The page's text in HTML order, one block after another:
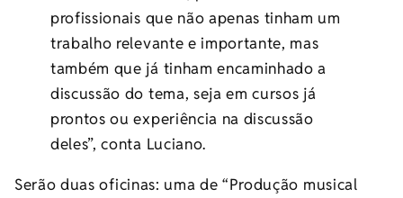
profissionais que não apenas tinham um
trabalho relevante e importante, mas
também que já tinham encaminhado a
discussão do tema, seja em cursos já
prontos ou experiência na discussão
deles”, conta Luciano.
Serão duas oficinas: uma de “Produção musical